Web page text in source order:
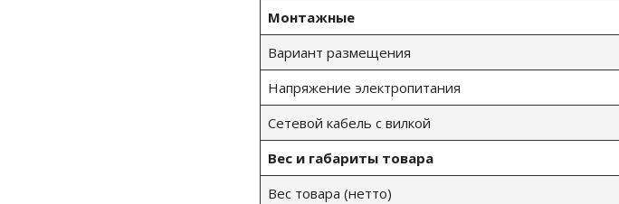
Монтажные
Вариант размещения
Напряжение электропитания
Сетевой кабель с вилкой
Вес и габариты товара
Вес товара (нетто)